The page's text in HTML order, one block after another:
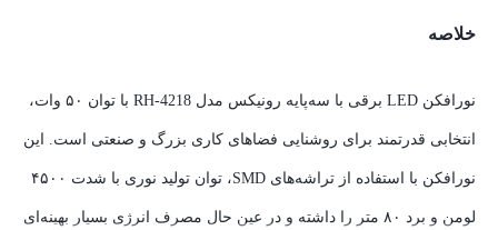
خلاصه
نورافکن LED برقی با سه‌پایه رونیکس مدل RH-4218 با توان ۵۰ وات،
انتخابی قدرتمند برای روشنایی فضاهای کاری بزرگ و صنعتی است. این
نورافکن با استفاده از تراشه‌های SMD، توان تولید نوری با شدت ۴۵۰۰
لومن و برد ۸۰ متر را داشته و در عین حال مصرف انرژی بسیار بهینه‌ای